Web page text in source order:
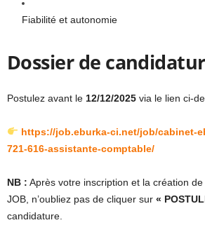
Fiabilité et autonomie
Dossier de
Postulez avant le 12/12/2025 via le lien ci-
https://job.eburka-ci.net/job/cabinet-
721-616-assistante-comptable/
NB : Après votre inscription et la création
JOB, n’oubliez pas de cliquer sur «
candidature.